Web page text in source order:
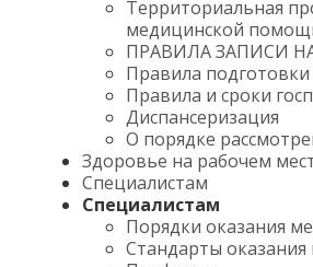
Территориальная
медицинской
ПРАВИЛА ЗАПИСИ
Правила
Правила и сроки
Диспансеризация
О порядке
Здоровье на рабочем
Специалистам
Специалистам
Порядки оказания
Стандарты